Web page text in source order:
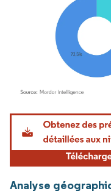
Image © Mordor Intelligence.
Analyse